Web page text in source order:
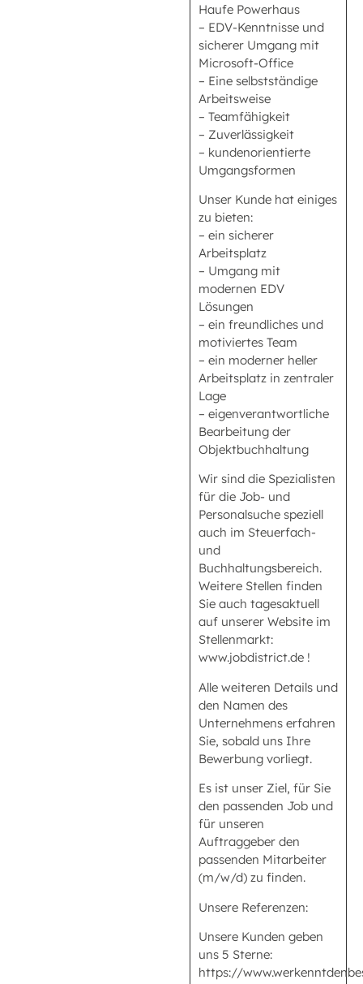
Haufe Powerhaus
– EDV-Kenntnisse und
sicherer Umgang mit
Microsoft-Office
– Eine selbstständige
Arbeitsweise
– Teamfähigkeit
– Zuverlässigkeit
– kundenorientierte
Umgangsformen
Unser Kunde hat einiges
zu bieten:
– ein sicherer
Arbeitsplatz
– Umgang mit
modernen EDV
Lösungen
– ein freundliches und
motiviertes Team
– ein moderner heller
Arbeitsplatz in zentraler
Lage
– eigenverantwortliche
Bearbeitung der
Objektbuchhaltung
Wir sind die Spezialisten
für die Job- und
Personalsuche speziell
auch im Steuerfach-
und
Buchhaltungsbereich.
Weitere Stellen finden
Sie auch tagesaktuell
auf unserer Website im
Stellenmarkt:
www.jobdistrict.de !
Alle weiteren Details und
den Namen des
Unternehmens erfahren
Sie, sobald uns Ihre
Bewerbung vorliegt.
Es ist unser Ziel, für Sie
den passenden Job und
für unseren
Auftraggeber den
passenden Mitarbeiter
(m/w/d) zu finden.
Unsere Referenzen:
Unsere Kunden geben
uns 5 Sterne:
https://